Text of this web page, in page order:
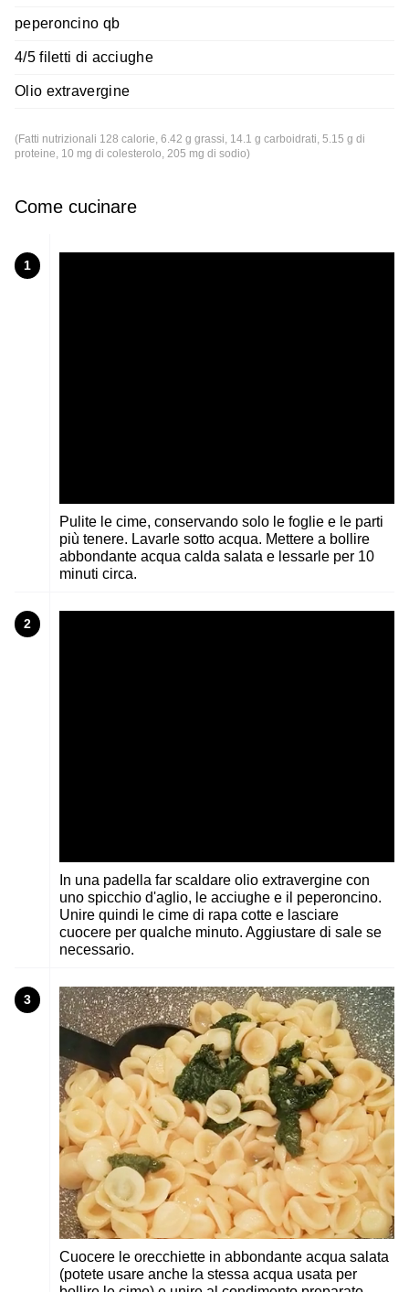
peperoncino qb
4/5 filetti di acciughe
Olio extravergine
(Fatti nutrizionali 128 calorie, 6.42 g grassi, 14.1 g carboidrati, 5.15 g di
proteine, 10 mg di colesterolo, 205 mg di sodio)
Come cucinare
1
Pulite le cime, conservando solo le foglie e le parti
più tenere. Lavarle sotto acqua. Mettere a bollire
abbondante acqua calda salata e lessarle per 10
minuti circa.
2
In una padella far scaldare olio extravergine con
uno spicchio d'aglio, le acciughe e il peperoncino.
Unire quindi le cime di rapa cotte e lasciare
cuocere per qualche minuto. Aggiustare di sale se
necessario.
3
Cuocere le orecchiette in abbondante acqua salata
(potete usare anche la stessa acqua usata per